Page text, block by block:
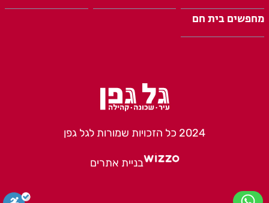
מחפשים בית חם
2024 כל הזכויות שמורות לגל גפן
בניית אתרים